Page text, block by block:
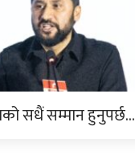
सधैं सम्मान हुनुपर्छ…